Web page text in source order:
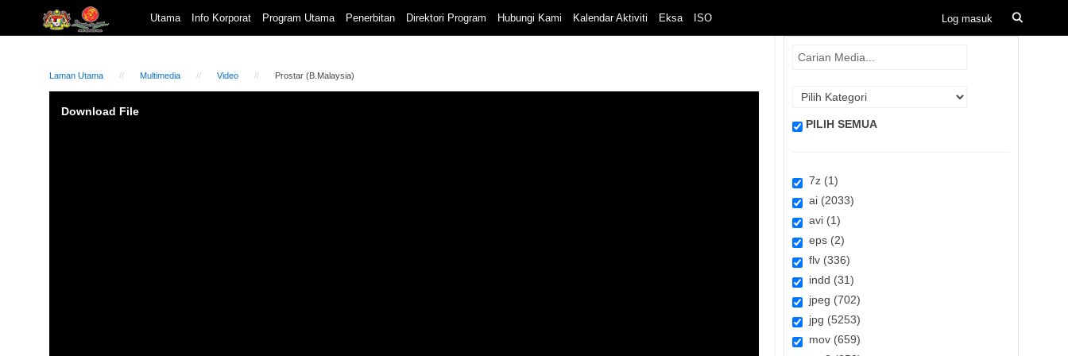
Utama Info Korporat Program Utama Penerbitan Direktori Program Hubungi Kami Kalendar Aktiviti Eksa ISO
Laman Utama Multimedia Video Prostar (B.Malaysia)
Player
Download File
PILIH SEMUA
7z (1)
ai (2033)
avi (1)
eps (2)
flv (336)
indd (31)
jpeg (702)
jpg (5253)
mov (659)